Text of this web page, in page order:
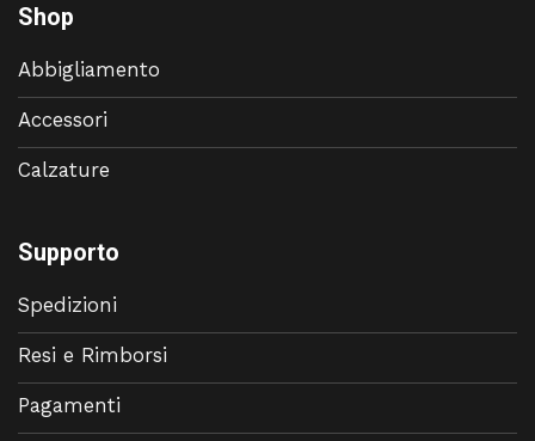
Shop
Abbigliamento
Accessori
Calzature
Supporto
Spedizioni
Resi e Rimborsi
Pagamenti